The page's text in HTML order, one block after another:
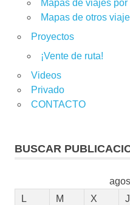
Mapas de viajes
Mapas de otros
Proyectos
¡Vente de ruta!
Videos
Privado
CONTACTO
BUSCAR
L
M X J